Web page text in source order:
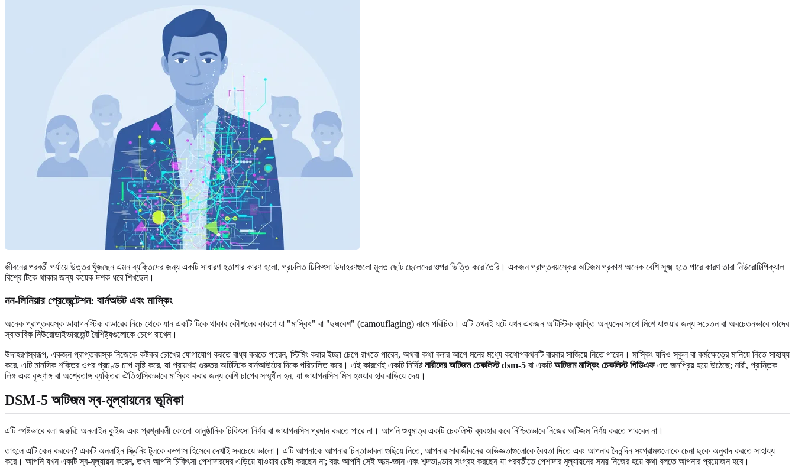
জীবনের পরবর্তী পর্যায়ে উত্তর খুঁজছেন এমন ব্যক্তিদের জন্য একটি সাধারণ হতাশার কারণ হলো, প্রচলিত চিকিৎসা উদাহরণগুলো মূলত ছোট ছেলেদের ওপর ভিত্তি করে তৈরি। একজন প্রাপ্তবয়স্কের অটিজম প্রকাশ অনেক বেশি সূক্ষ্ম হতে পারে কারণ তারা নিউরোটিপিক্যাল
বিশ্বে টিকে থাকার জন্য কয়েক দশক ধরে শিখছেন।
নন-লিনিয়ার প্রেজেন্টেশন: বার্নঅউট এবং মাস্কিং
অনেক প্রাপ্তবয়স্ক ডায়াগনস্টিক রাডারের নিচে থেকে যান একটি টিকে থাকার কৌশলের কারণে যা "মাস্কিং" বা "ছদ্মবেশ" (camouflaging) নামে পরিচিত। এটি তখনই ঘটে যখন একজন অটিস্টিক ব্যক্তি অন্যদের সাথে মিশে যাওয়ার জন্য সচেতন বা অবচেতনভাবে তাদের
স্বাভাবিক নিউরোডাইভারজেন্ট বৈশিষ্ট্যগুলোকে চেপে রাখেন।
উদাহরণস্বরূপ, একজন প্রাপ্তবয়স্ক নিজেকে কষ্টকর চোখের যোগাযোগ করতে বাধ্য করতে পারেন, স্টিমিং করার ইচ্ছা চেপে রাখতে পারেন, অথবা কথা বলার আগে মনের মধ্যে কথোপকথনটি বারবার সাজিয়ে নিতে পারেন। মাস্কিং যদিও স্কুল বা কর্মক্ষেত্রে মানিয়ে নিতে সাহায্য
করে, এটি মানসিক শক্তির ওপর প্রচণ্ড চাপ সৃষ্টি করে, যা প্রায়শই গুরুতর অটিস্টিক বার্নআউটের দিকে পরিচালিত করে। এই কারণেই একটি নির্দিষ্টনারীদের অটিজম চেকলিস্ট dsm-5 বা একটিঅটিজম মাস্কিং চেকলিস্ট পিডিএফএত জনপ্রিয় হয়ে উঠেছে; নারী, প্রান্তিক
লিঙ্গ এবং কৃষ্ণাঙ্গ বা অশ্বেতাঙ্গ ব্যক্তিরা ঐতিহাসিকভাবে মাস্কিং করার জন্য বেশি চাপের সম্মুখীন হন, যা ডায়াগনসিস মিস হওয়ার হার বাড়িয়ে দেয়।
DSM-5 অটিজম স্ব-মূল্যায়নের ভূমিকা
এটি স্পষ্টভাবে বলা জরুরি: অনলাইন কুইজ এবং প্রশ্নাবলী কোনো আনুষ্ঠানিক চিকিৎসা নির্ণয় বা ডায়াগনসিস প্রদান করতে পারে না। আপনি শুধুমাত্র একটি চেকলিস্ট ব্যবহার করে নিশ্চিতভাবে নিজের অটিজম নির্ণয় করতে পারবেন না।
তাহলে এটি কেন করবেন? একটি অনলাইন স্ক্রিনিং টুলকে কম্পাস হিসেবে দেখাই সবচেয়ে ভালো। এটি আপনাকে আপনার চিন্তাভাবনা গুছিয়ে নিতে, আপনার সারাজীবনের অভিজ্ঞতাগুলোকে বৈধতা দিতে এবং আপনার দৈনন্দিন সংগ্রামগুলোকে চেনা ছকে অনুবাদ করতে সাহায্য
করে। আপনি যখন একটি স্ব-মূল্যায়ন করেন, তখন আপনি চিকিৎসা পেশাদারদের এড়িয়ে যাওয়ার চেষ্টা করছেন না; বরং আপনি সেই আত্ম-জ্ঞান এবং শব্দভাণ্ডার সংগ্রহ করছেন যা পরবর্তীতে পেশাদার মূল্যায়নের সময় নিজের হয়ে কথা বলতে আপনার প্রয়োজন হবে।